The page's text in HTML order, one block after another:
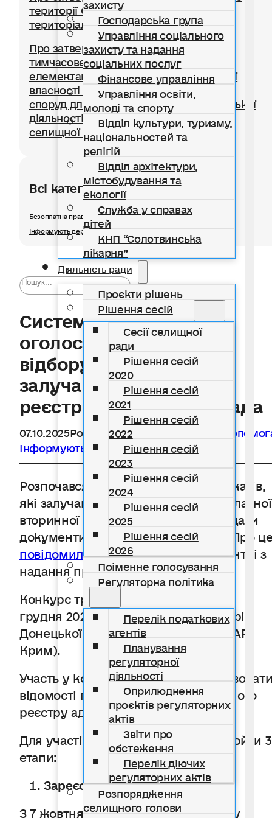
Господарська група
Управління соціального
захисту та надання
соціальних послуг
Фінансове управління
Управління освіти,
молоді та спорту
Відділ культури, туризму,
національностей та
релігій
Відділ архітектури,
містобудування та
екології
Служба у справах
дітей
КНП “Солотвинська
лікарня”
Діяльність ради
Проєкти рішень
Рішення сесій
Сесії селищної
ради
Рішення сесій
2020
Рішення сесій
2021
Рішення сесій
2022
Рішення сесій
2023
Рішення сесій
2024
Рішення сесій
2025
Рішення сесій
2026
Поіменне голосування
Регуляторна політика
Перелік податкових
агентів
Планування
регуляторної
діяльності
Оприлюднення
проєктів регуляторних
актів
Звіти про
обстеження
Перелік діючих
регуляторних актів
Розпорядження
селищного голови
території Солотвинської селищної
територіальної громади
Про затвердження Положення про
тимчасове користування окремими
елементами благоустрою комунальної
власності для розміщення тимчасових
споруд для провадження підприємницької
діяльності на території Солотвинської
селищної територіальної громади
Всі категорії розділу
Безоплатна правнича допомога
Інформують державні органи
Система надання БПД
оголосила конкурс з
відбору адвокатів, які
залучаються до БВПД:
реєстрація до 5 листопада
07.10.2025Розділ Безоплатна правнича
Інформують державні органи
Розпочався конкурс з відбору адвокатів,
які залучаються для надання безоплатної
вторинної правничої допомоги. Подати
документи можна до 5 листопада. Про
повідомилив Координаційному центрі з
надання правничої допомоги.
Конкурс триватиме з 6 жовтня по 8
грудня 2025 року по всій Україні (крім
Донецької, Луганської областей та АР
Крим).
Участь у конкурсі можуть брати
відомості про яких внесені до Єдиного
реєстру адвокатів України.
Для участі в конкурсі необхідно пройти 3
етапи:
Зареєструватися
З 7 жовтня по 5 листопада 2025 року